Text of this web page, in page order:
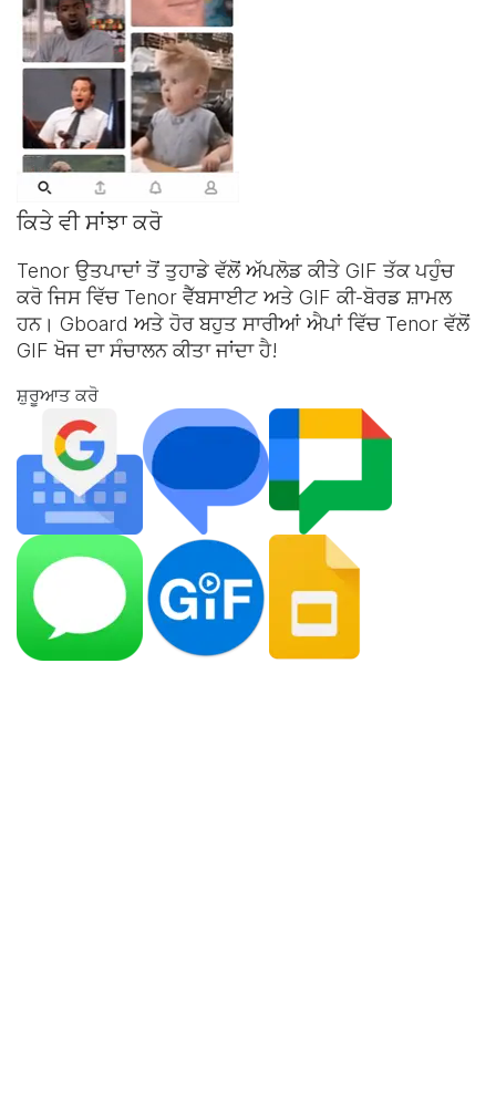
ਕਿਤੇ ਵੀ ਸਾਂਝਾ ਕਰੋ
Tenor ਉਤਪਾਦਾਂ ਤੋਂ ਤੁਹਾਡੇ ਵੱਲੋਂ ਅੱਪਲੋਡ ਕੀਤੇ GIF ਤੱਕ ਪਹੁੰਚ
ਕਰੋ ਜਿਸ ਵਿੱਚ Tenor ਵੈੱਬਸਾਈਟ ਅਤੇ GIF ਕੀ-ਬੋਰਡ ਸ਼ਾਮਲ
ਹਨ। Gboard ਅਤੇ ਹੋਰ ਬਹੁਤ ਸਾਰੀਆਂ ਐਪਾਂ ਵਿੱਚ Tenor ਵੱਲੋਂ
GIF ਖੋਜ ਦਾ ਸੰਚਾਲਨ ਕੀਤਾ ਜਾਂਦਾ ਹੈ!
ਸ਼ੁਰੂਆਤ ਕਰੋ